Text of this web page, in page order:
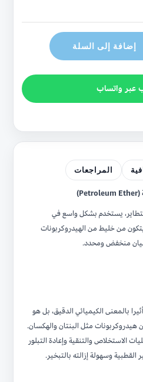
إضافة إلى السلة
عبر واتساب
المراجعات
يستخدم بشكل واسع في
يتكون من خليط من الهيدروكربونات
غليان منخفض ومحدد.
بالمعنى الكيميائي الدقيق، بل هو
مثل البنتان والهكسان.
والتنقية وإعادة التبلور
وسهولة إزالته بالتبخير.